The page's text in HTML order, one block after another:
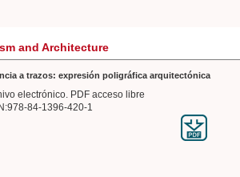
and Architecture
a trazos: expresión poligráfica arquitectónica
electrónico. PDF acceso libre
84-1396-420-1